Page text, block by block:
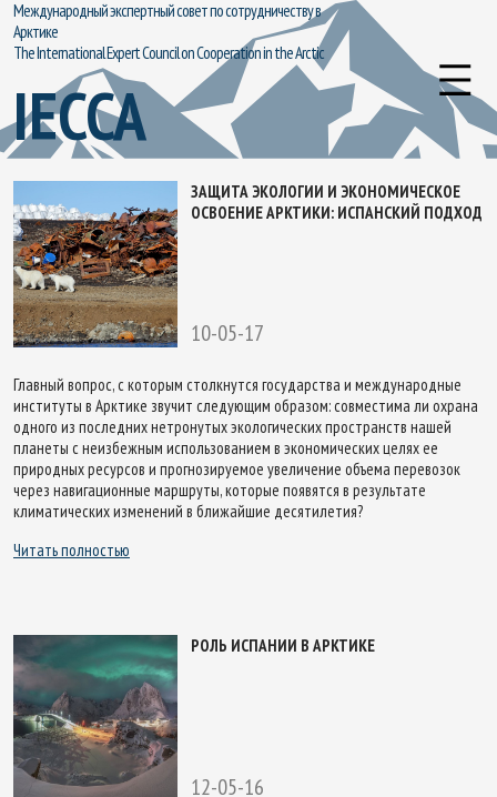
Международный экспертный совет по сотрудничеству в
Арктике
The International Expert Council on Cooperation in the Arctic
IECCA
ЗАЩИТА ЭКОЛОГИИ И ЭКОНОМИЧЕСКОЕ
ОСВОЕНИЕ АРКТИКИ: ИСПАНСКИЙ ПОДХОД
10-05-17
Главный вопрос, с которым столкнутся государства и международные
институты в Арктике звучит следующим образом: совместима ли охрана
одного из последних нетронутых экологических пространств нашей
планеты с неизбежным использованием в экономических целях ее
природных ресурсов и прогнозируемое увеличение объема перевозок
через навигационные маршруты, которые появятся в результате
климатических изменений в ближайшие десятилетия?
Читать полностью
РОЛЬ ИСПАНИИ В АРКТИКЕ
12-05-16